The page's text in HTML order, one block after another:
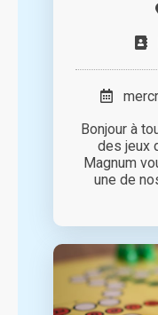
Bonjour à
des jeux
Magnum
une de